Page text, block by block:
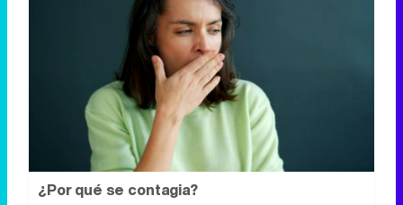
¿Por qué se contagia?